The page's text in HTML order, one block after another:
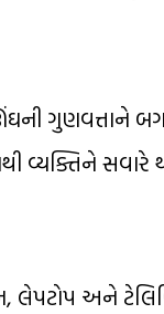
ગુણવત્તાને
વ્યક્તિને
લેપટોપ અને